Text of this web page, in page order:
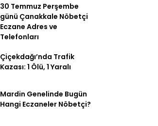
30 Temmuz Perşembe
günü Çanakkale Nöbetçi
Eczane Adres ve
Telefonları
Çiçekdağı’nda Trafik
Kazası: 1 Ölü, 1 Yaralı
Mardin Genelinde Bugün
Hangi Eczaneler Nöbetçi?